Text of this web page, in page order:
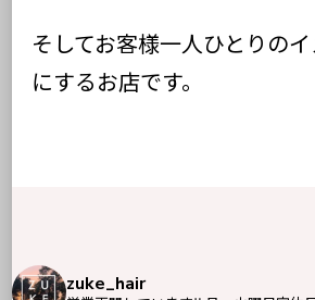
そしてお客様一人ひとりの
にするお店です。
zuke_hair